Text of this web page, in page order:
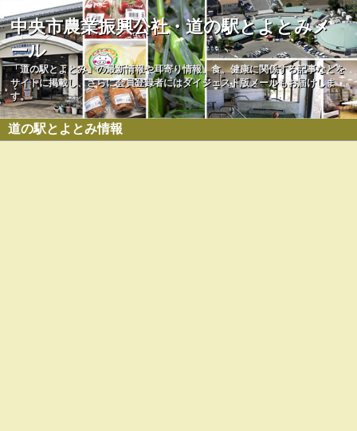
中央市農業振興公社・道の駅とよとみメ
ール
「道の駅とよとみ」の最新情報や耳寄り情報、食、健康に関係する記事などを
サイトに掲載し、さらに会員登録者にはダイジェスト版メールもお届けしま
す。
道の駅とよとみ情報